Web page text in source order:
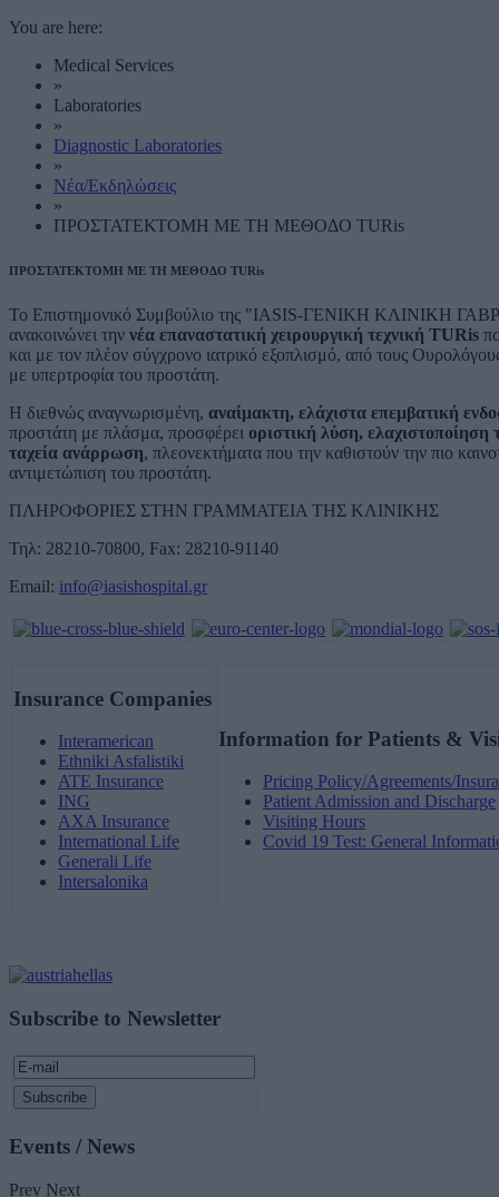
You are here:
Medical Services
»
Laboratories
»
Diagnostic Laboratories
»
Νέα/Εκδηλώσεις
»
ΠΡΟΣΤΑΤΕΚΤΟΜΗ ΜΕ ΤΗ ΜΕΘΟΔΟ TURis
ΠΡΟΣΤΑΤΕΚΤΟΜΗ ΜΕ ΤΗ ΜΕΘΟΔΟ TURis
Το Επιστημονικό Συμβούλιο της "IASIS-ΓΕΝΙΚΗ ΚΛΙΝΙΚΗ
ανακοινώνει την νέα επαναστατική χειρουργική τεχνική TURis
και με τον πλέον σύγχρονο ιατρικό εξοπλισμό, από τους
με υπερτροφία του προστάτη.
Η διεθνώς αναγνωρισμένη, αναίμακτη, ελάχιστα επεμβατική
προστάτη με πλάσμα, προσφέρει οριστική λύση,
ταχεία ανάρρωση, πλεονεκτήματα που την καθιστούν την πιο
αντιμετώπιση του προστάτη.
ΠΛΗΡΟΦΟΡΙΕΣ ΣΤΗΝ ΓΡΑΜΜΑΤΕΙΑ ΤΗΣ ΚΛΙΝΙΚΗΣ
Τηλ: 28210-70800, Fax: 28210-91140
Email: info@iasishospital.gr
Insurance Companies
Interamerican
Ethniki Asfalistiki
ATE Insurance
ING
AXA Insurance
International Life
Generali Life
Intersalonika
Information for Patients &
Pricing Policy/Agreements/
Patient Admission and Discharge
Visiting Hours
Covid 19 Test: General
Subscribe to Newsletter
Events / News
Prev Next